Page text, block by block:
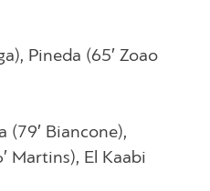
Pineda (65′ Zoao
(79′ Biancone),
Martins), El Kaabi